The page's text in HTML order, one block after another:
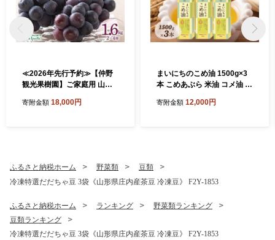
≪2026年先行予約≫【仲野
観光果樹園】ご家庭用 山形
種無し ぶどう 2026年8月下
寄附金額 18,000円
まいにちのこめ油 1500g×3
本 こめあぶら 米油 コメ油 揚
用油 食用オイル 調理油 油 食
寄附金額 12,000円
ふるさと納税ホーム 野菜類
豆類
冷凍特選だだちゃ豆 3袋《山形県庄内産茶豆 冷凍豆》 F2Y-1853
ふるさと納税ホーム ランキング
野菜類ランキング
豆類ランキング
冷凍特選だだちゃ豆 3袋《山形県庄内産茶豆 冷凍豆》 F2Y-1853